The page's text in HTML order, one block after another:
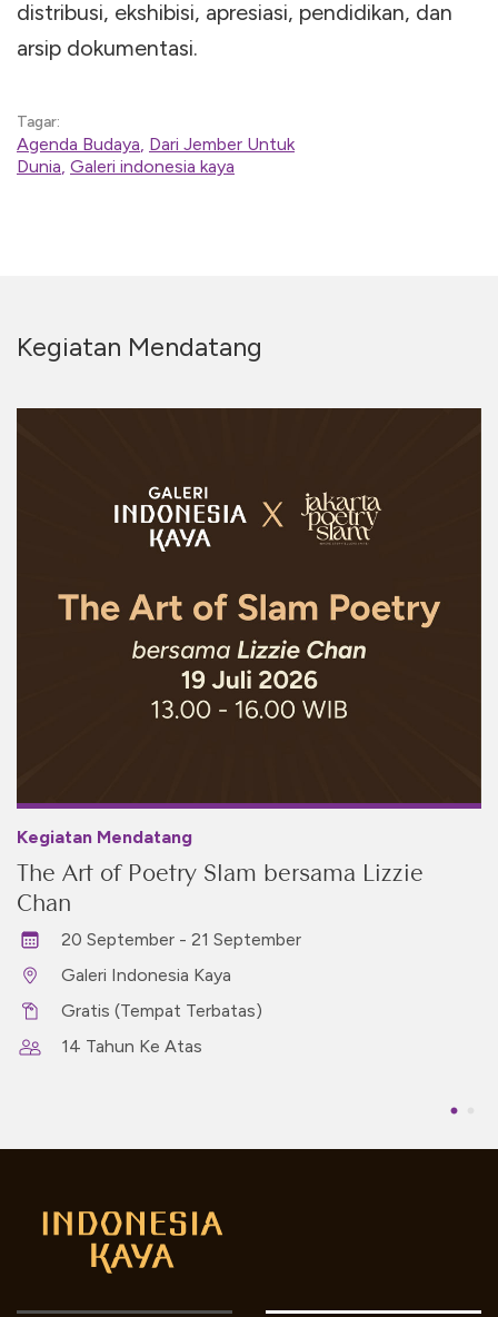
distribusi, ekshibisi, apresiasi, pendidikan, dan
arsip dokumentasi.
Tagar:
Agenda Budaya, Dari Jember Untuk
Dunia, Galeri indonesia kaya
Kegiatan Mendatang
Kegiatan Mendatang
The Art of Poetry Slam bersama Lizzie
Chan
20 September - 21 September
Galeri Indonesia Kaya
Gratis (Tempat Terbatas)
14 Tahun Ke Atas